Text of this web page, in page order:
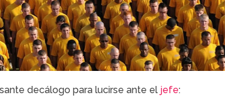
decálogo para lucirse ante el jefe: